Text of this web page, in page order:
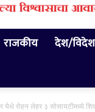
राजकीय देश/विदेश
येथे रोहन लेहर ३ सोसायटीमध्ये